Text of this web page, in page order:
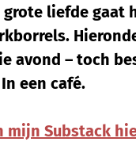
liefde gaat
avond – toch
een café.
mijn Substack